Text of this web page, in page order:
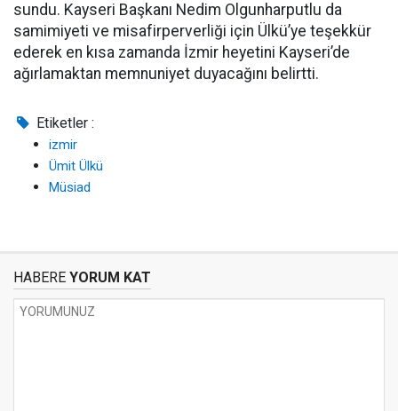
sundu. Kayseri Başkanı Nedim Olgunharputlu da
samimiyeti ve misafirperverliği için Ülkü’ye teşekkür
ederek en kısa zamanda İzmir heyetini Kayseri’de
ağırlamaktan memnuniyet duyacağını belirtti.
Etiketler :
izmir
Ümit Ülkü
Müsiad
HABERE YORUM KAT